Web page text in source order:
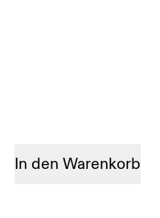
In den Warenkorb